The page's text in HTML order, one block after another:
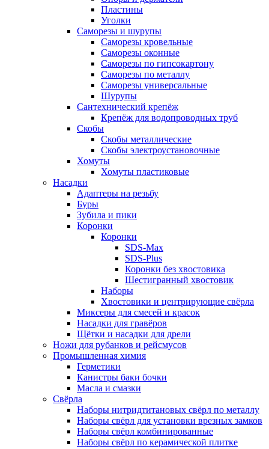
Пластины
Уголки
Саморезы и шурупы
Саморезы кровельные
Саморезы оконные
Саморезы по гипсокартону
Саморезы по металлу
Саморезы универсальные
Шурупы
Сантехнический крепёж
Крепёж для водопроводных труб
Скобы
Скобы металлические
Скобы электроустановочные
Хомуты
Хомуты пластиковые
Насадки
Адаптеры на резьбу
Буры
Зубила и пики
Коронки
Коронки
SDS-Max
SDS-Plus
Коронки без хвостовика
Шестигранный хвостовик
Наборы
Хвостовики и центрирующие свёрла
Миксеры для смесей и красок
Насадки для гравёров
Щётки и насадки для дрели
Ножи для рубанков и рейсмусов
Промышленная химия
Герметики
Канистры баки бочки
Масла и смазки
Свёрла
Наборы нитридтитановых свёрл по металлу
Наборы свёрл для установки врезных замков
Наборы свёрл комбинированные
Наборы свёрл по керамической плитке